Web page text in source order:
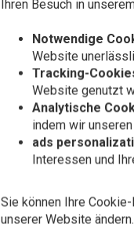
Ihren Besuch in
Notwendige
Website
Tracking-
Website genutzt
Analytische
indem wir
ads
Interessen und
Sie können Ihre
unserer Website